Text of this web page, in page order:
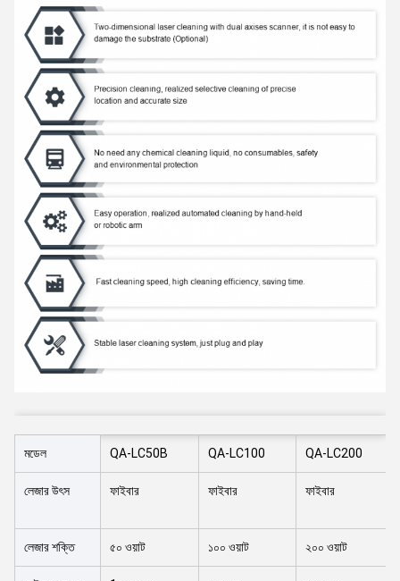
মডেল QA-LC50B QA-LC100 QA-LC200
লেজার উৎস ফাইবার ফাইবার ফাইবার
লেজার শক্তি ৫০ ওয়াট ১০০ ওয়াট ২০০ ওয়াট